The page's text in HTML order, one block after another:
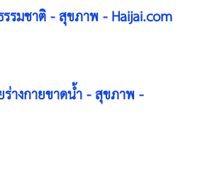
รมชาติ - สุขภาพ - Haijai.com
างกายขาดน้ำ - สุขภาพ -